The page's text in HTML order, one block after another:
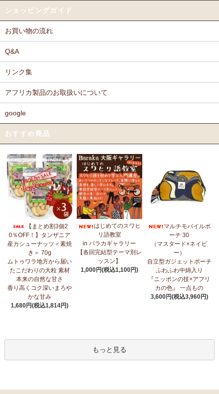
ショッピングガイド
お買い物の流れ
Q&A
リンク集
アフリカ製品のお取扱いについて
google
おすすめ商品
【まとめ割3個2
0％OFF！】タンザニア
産カシューナッツ＜素焼
き＞ 70g
ムトゥワラ地方から届い
たこだわりの大粒 素材
本来の自然な甘さ
香り高くコク深いまろや
かな甘み
1,680円(税込1,814円)
はじめてのスワヒ
リ語教室
in バラカギャラリー
【各回完結型テーマ別レ
ッスン】
1,000円(税込1,100円)
マルチモバイルポ
ーチ 30
（マスタード×ネイビ
ー）
自立型ガジェットポーチ
ふわふわ中綿入り
『ニッポンの技×アフリ
カの色』 一点もの
3,600円(税込3,960円)
もっと見る